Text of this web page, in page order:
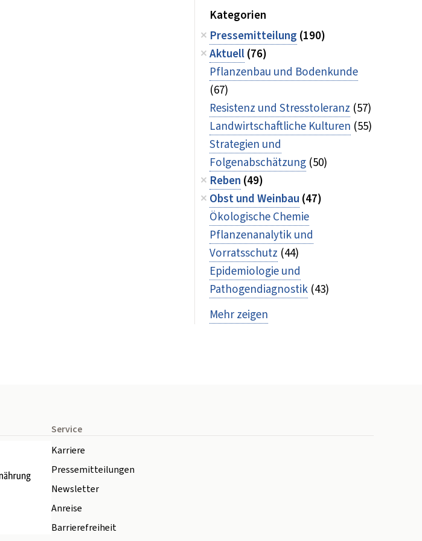
Kategorien
Pressemitteilung (190)
Aktuell(76)
Pflanzenbau und Bodenkunde
(67)
Resistenz und Stresstoleranz (57)
Landwirtschaftliche Kulturen (55)
Strategien und
Folgenabschätzung (50)
Reben (49)
Obst und Weinbau (47)
Ökologische Chemie
Pflanzenanalytik und
Vorratsschutz (44)
Epidemiologie und
Pathogendiagnostik (43)
Mehr zeigen
Service
Karriere
Pressemitteilungen
Newsletter
Anreise
Barrierefreiheit